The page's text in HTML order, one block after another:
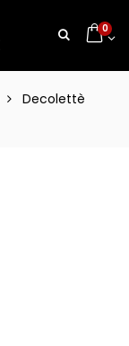
0
Decolettè